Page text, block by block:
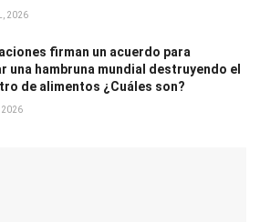
2026
firman un acuerdo para
una hambruna mundial destruyendo el
de alimentos ¿Cuáles son?
2026